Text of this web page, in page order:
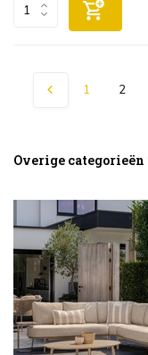
1 2
Overige categorieën